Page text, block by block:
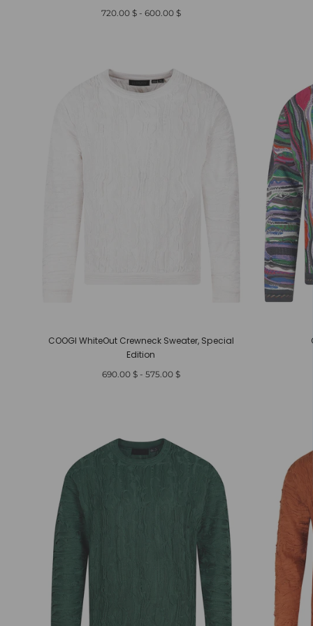
أدنى
$ 600.00
- أعلى
$ 720.00
COOGI WhiteOut Crewneck Sweater, Special
Edition
أدنى
$ 575.00
- أعلى
$ 690.00